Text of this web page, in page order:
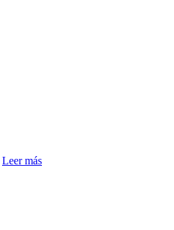
Leer más